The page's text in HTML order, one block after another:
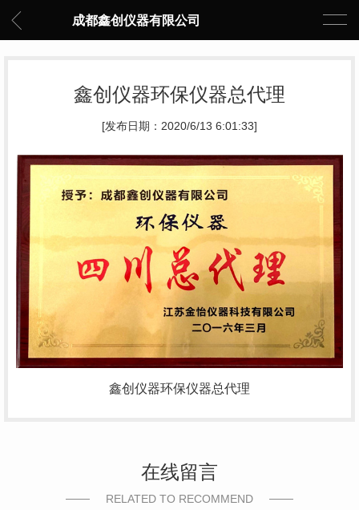
成都鑫创仪器有限公司
鑫创仪器环保仪器总代理
[发布日期：2020/6/13 6:01:33]
鑫创仪器环保仪器总代理
在线留言
RELATED TO RECOMMEND